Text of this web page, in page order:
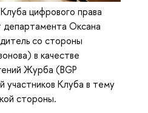
цифрового права
департамента Оксана
со стороны
в качестве
Журба (BGP
участников Клуба в тему
стороны.